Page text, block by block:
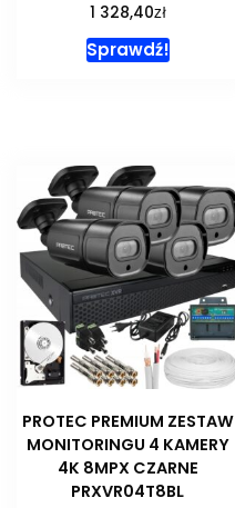
1 328,40zł
Sprawdź!
PROTEC PREMIUM ZESTAW
MONITORINGU 4 KAMERY
4K 8MPX CZARNE
PRXVR04T8BL